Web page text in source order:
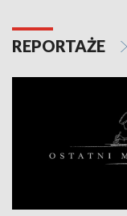
REPORTAŻE